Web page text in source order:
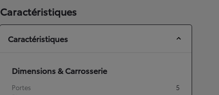
Caractéristiques
Caractéristiques
Dimensions & Carrosserie
Portes
5